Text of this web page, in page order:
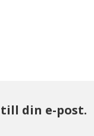
din e-post.